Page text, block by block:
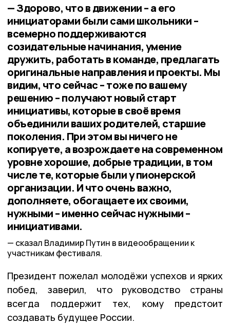
— Здорово, что в движении – а его
инициаторами были сами школьники –
всемерно поддерживаются
созидательные начинания, умение
дружить, работать в команде, предлагать
оригинальные направления и проекты. Мы
видим, что сейчас – тоже по вашему
решению – получают новый старт
инициативы, которые в своё время
объединили ваших родителей, старшие
поколения. При этом вы ничего не
копируете, а возрождаете на современном
уровне хорошие, добрые традиции, в том
числе те, которые были у пионерской
организации. И что очень важно,
дополняете, обогащаете их своими,
нужными – именно сейчас нужными –
инициативами.
сказал Владимир Путин в видеообращении к
участникам фестиваля.
Президент пожелал молодёжи успехов и ярких
побед, заверил, что руководство страны
всегда поддержит тех, кому предстоит
создавать будущее России.